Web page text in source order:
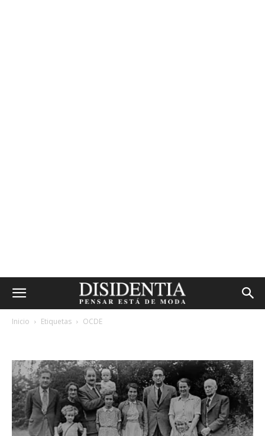
Inicio Etiquetas OCDE